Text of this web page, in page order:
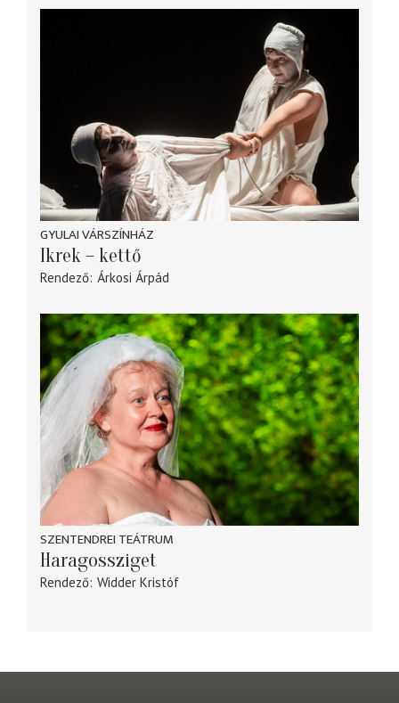
GYULAI VÁRSZÍNHÁZ
Ikrek – kettő
Rendező Árkosi Árpád
SZENTENDREI TEÁTRUM
Haragossziget
Rendező Widder Kristóf